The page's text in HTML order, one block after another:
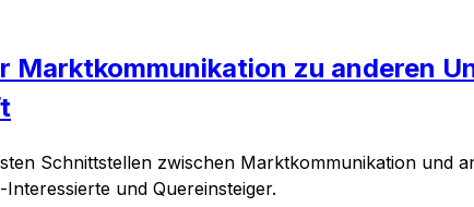
Marktkommunikation zu anderen
Schnittstellen zwischen Marktkommunikation und
und Quereinsteiger.